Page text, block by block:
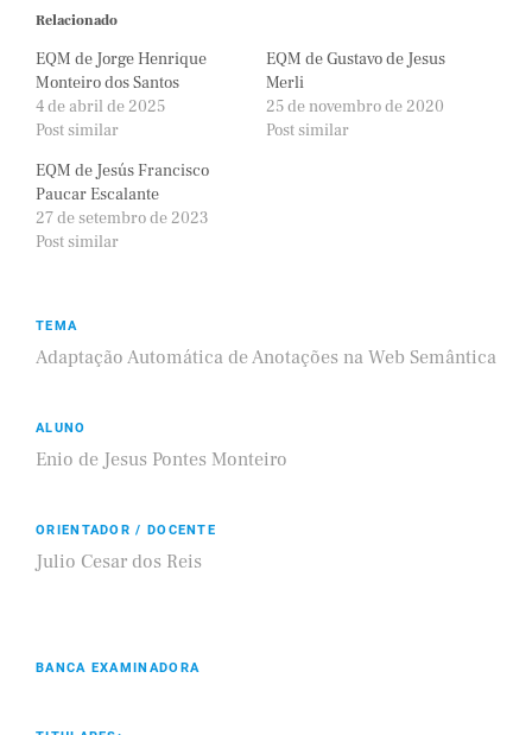
Relacionado
EQM de Jorge Henrique
Monteiro dos Santos
4 de abril de 2025
Post similar
EQM de Gustavo de Jesus
Merli
25 de novembro de 2020
Post similar
EQM de Jesús Francisco
Paucar Escalante
27 de setembro de 2023
Post similar
TEMA
Adaptação Automática de Anotações na Web Semântica
ALUNO
Enio de Jesus Pontes Monteiro
ORIENTADOR / DOCENTE
Julio Cesar dos Reis
BANCA EXAMINADORA